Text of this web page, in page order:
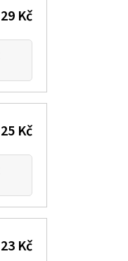
29 Kč
25 Kč
23 Kč